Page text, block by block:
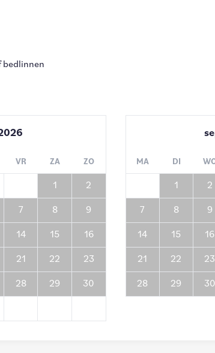
bedlinnen
VR ZA ZO
1 2
7 8 9
14 15 16
21 22 23
28 29 30
MA DI
1 2
7 8 9
14 15 16
21 22 23
28 29 30